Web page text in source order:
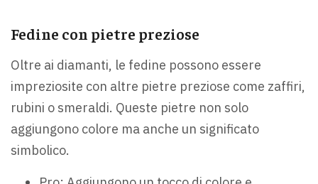
Fedine con pietre preziose
Oltre ai diamanti, le fedine possono essere
impreziosite con altre pietre preziose come zaffiri,
rubini o smeraldi. Queste pietre non solo
aggiungono colore ma anche un significato
simbolico.